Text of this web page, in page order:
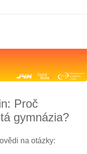
Proč
gymnázia?
na otázky: